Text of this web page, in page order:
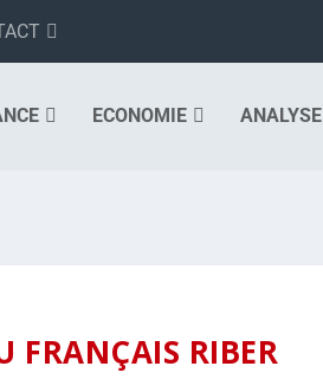
ECONOMIE ANALYSE
FRANÇAIS RIBER